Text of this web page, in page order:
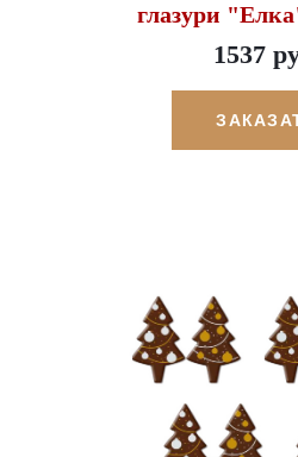
глазури
1537